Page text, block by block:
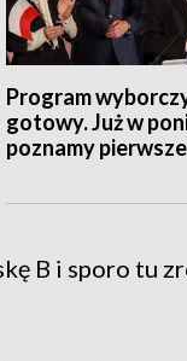
Program
gotowy. Już w
poznamy
B i sporo tu